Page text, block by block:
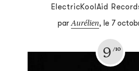
ElectricKoolAid
parAurélien, le 7
9